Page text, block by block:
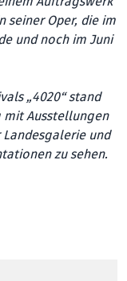
seiner Oper, die im
und noch im Juni
„4020“ stand
mit Ausstellungen
Landesgalerie und
zu sehen.